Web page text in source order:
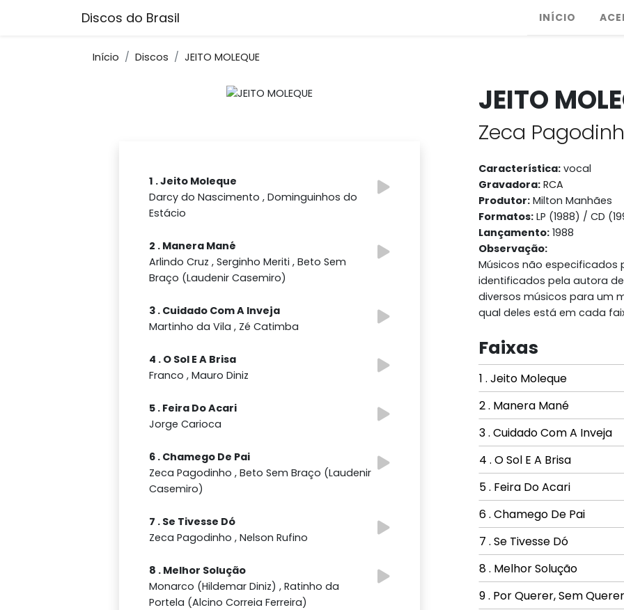
Discos do Brasil INÍCIO
Início Discos JEITO MOLEQUE
1 . Jeito Moleque
Darcy do Nascimento , Dominguinhos do
Estácio
2 . Manera Mané
Arlindo Cruz , Serginho Meriti , Beto Sem
Braço (Laudenir Casemiro)
3 . Cuidado Com A Inveja
Martinho da Vila , Zé Catimba
4 . O Sol E A Brisa
Franco , Mauro Diniz
5 . Feira Do Acari
Jorge Carioca
6 . Chamego De Pai
Zeca Pagodinho , Beto Sem Braço (Laudenir
Casemiro)
7 . Se Tivesse Dó
Zeca Pagodinho , Nelson Rufino
8 . Melhor Solução
Monarco (Hildemar Diniz) , Ratinho da
Portela (Alcino Correia Ferreira)
JEITO
Zeca
Característica: vocal
Gravadora: RCA
Produtor: Milton Manhães
Formatos: LP (1988) / CD
Lançamento: 1988
Observação:
Músicos não especificados
identificados pela autora
diversos músicos para um
qual deles está em cada
Faixas
1 . Jeito Moleque
2 . Manera Mané
3 . Cuidado Com A Inveja
4 . O Sol E A Brisa
5 . Feira Do Acari
6 . Chamego De Pai
7 . Se Tivesse Dó
8 . Melhor Solução
9 . Por Querer, Sem Querer